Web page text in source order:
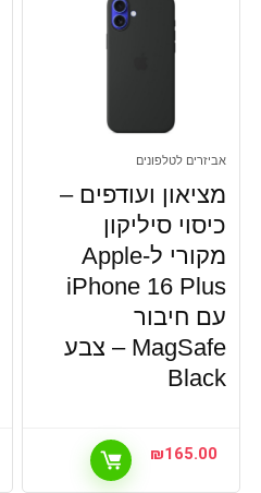
אביזרים לטלפונים
מציאון ועודפים –
כיסוי סיליקון
מקורי ל-Apple
iPhone 16 Plus
עם חיבור
MagSafe – צבע
Black
₪165.00